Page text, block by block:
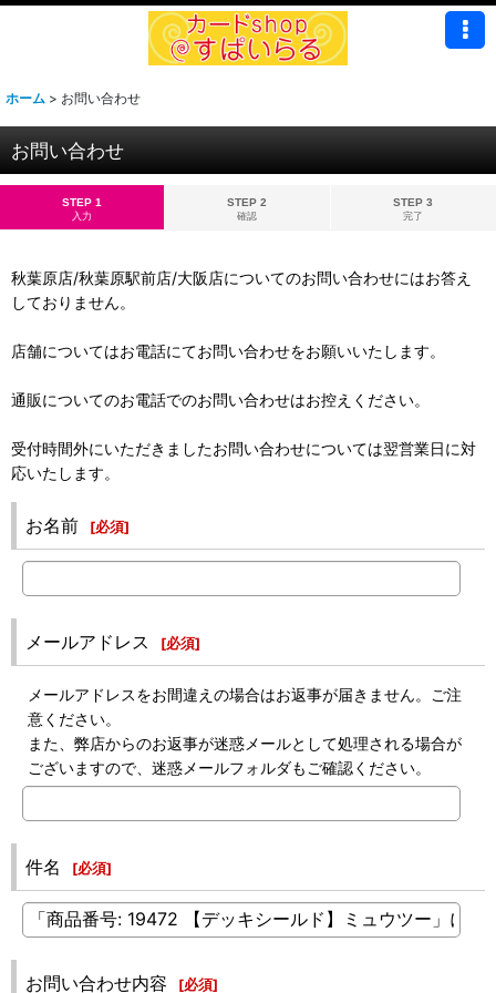
ホーム > お問い合わせ
お問い合わせ
STEP 1
入力
STEP 2
確認
STEP 3
完了
秋葉原店/秋葉原駅前店/大阪店についてのお問い合わせにはお答え
しておりません。
店舗についてはお電話にてお問い合わせをお願いいたします。
通販についてのお電話でのお問い合わせはお控えください。
受付時間外にいただきましたお問い合わせについては翌営業日に対
応いたします。
お名前 [必須]
メールアドレス [必須]
メールアドレスをお間違えの場合はお返事が届きません。ご注
意ください。
また、弊店からのお返事が迷惑メールとして処理される場合が
ございますので、迷惑メールフォルダもご確認ください。
件名 [必須]
お問い合わせ内容 [必須]